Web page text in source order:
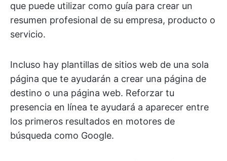
que puede utilizar como guía para crear un
resumen profesional de su empresa, producto o
servicio.
Incluso hay plantillas de sitios web de una sola
página que te ayudarán a crear una página de
destino o una página web. Reforzar tu
presencia en línea te ayudará a aparecer entre
los primeros resultados en motores de
búsqueda como Google.